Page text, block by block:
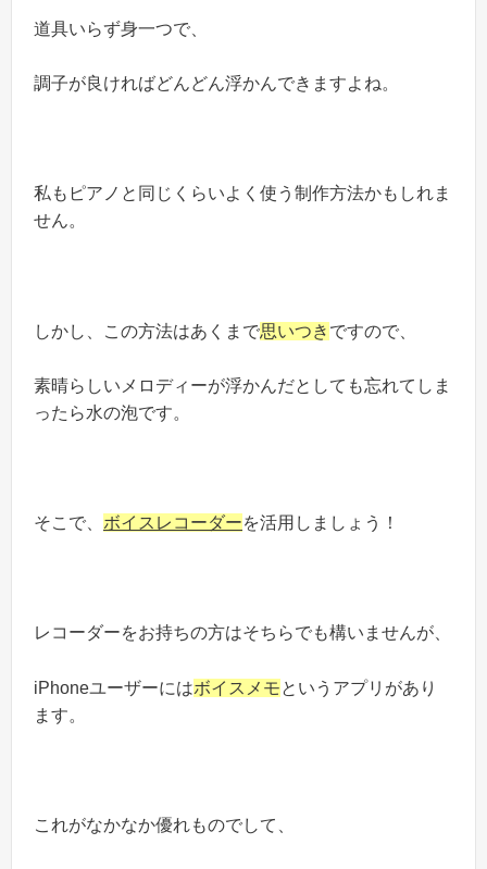
道具いらず身一つで、
調子が良ければどんどん浮かんできますよね。
私もピアノと同じくらいよく使う制作方法かもしれま
せん。
しかし、この方法はあくまで思いつき ですので、
素晴らしいメロディーが浮かんだとしても忘れてしま
ったら水の泡です。
そこで、 ボイスレコーダーを活用しましょう！
レコーダーをお持ちの方はそちらでも構いませんが、
iPhoneユーザーにはボイスメモというアプリがあり
ます。
これがなかなか優れものでして、